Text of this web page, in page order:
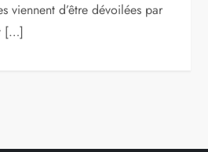
viennent d’être dévoilées par
[…]